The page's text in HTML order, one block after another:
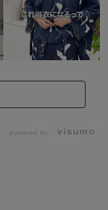
powered by